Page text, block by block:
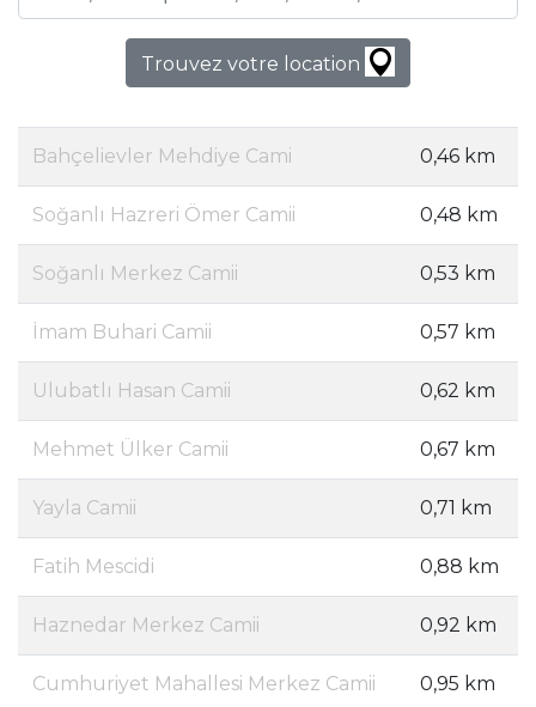
Trouvez votre location
Bahçelievler Mehdiye Cami 0,46 km
Soğanlı Hazreri Ömer Camii 0,48 km
Soğanlı Merkez Camii 0,53 km
İmam Buhari Camii 0,57 km
Ulubatlı Hasan Camii 0,62 km
Mehmet Ülker Camii 0,67 km
Yayla Camii 0,71 km
Fatih Mescidi 0,88 km
Haznedar Merkez Camii 0,92 km
Cumhuriyet Mahallesi Merkez Camii 0,95 km